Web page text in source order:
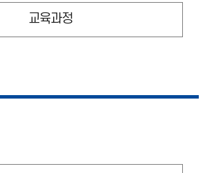
교육과정